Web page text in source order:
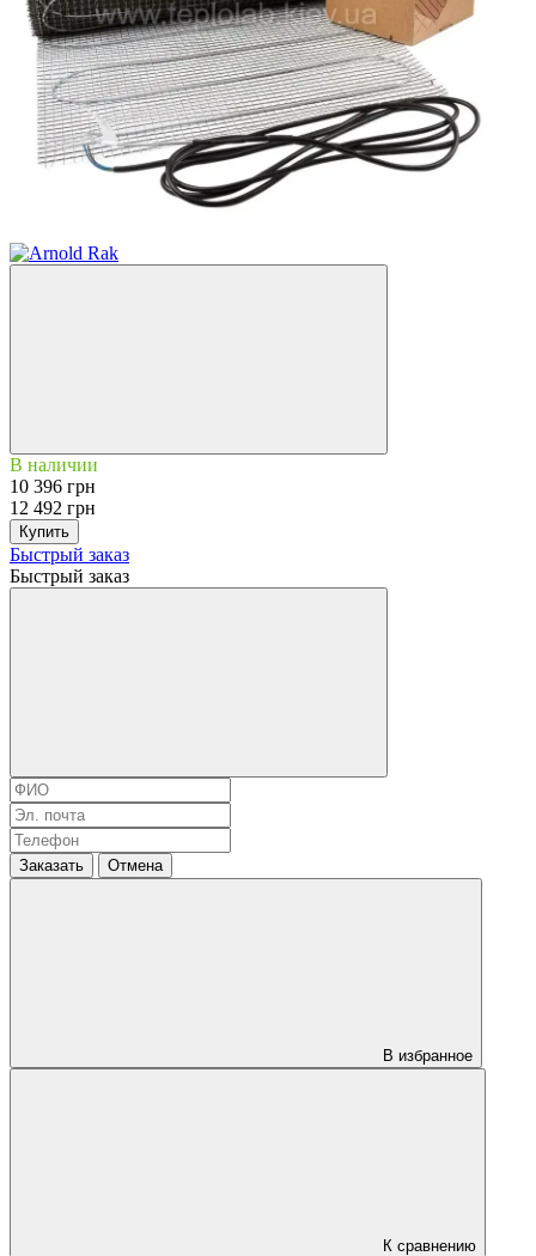
В наличии
10 396 грн
12 492 грн
Купить
Быстрый заказ
Быстрый заказ
Заказать Отмена
В избранное
К сравнению